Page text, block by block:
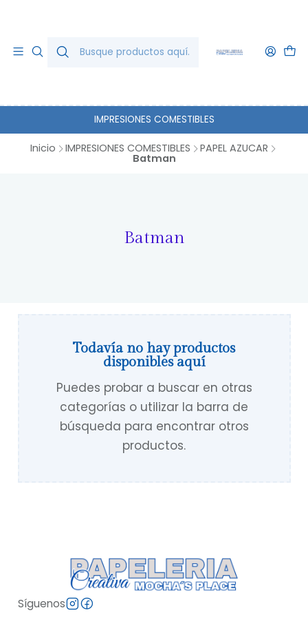
IMPRESIONES COMESTIBLES
Inicio IMPRESIONES COMESTIBLES PAPEL AZUCAR
Batman
Batman
Todavía no hay productos
disponibles aquí
Puedes probar a buscar en otras
categorías o utilizar la barra de
búsqueda para encontrar otros
productos.
Síguenos